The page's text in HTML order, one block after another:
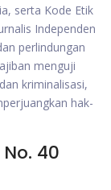
serta Kode Etik
Independen
perlindungan
menguji
kriminalisasi,
hak-
40